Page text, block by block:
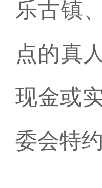
乐古镇
点的真
现金或
委会特